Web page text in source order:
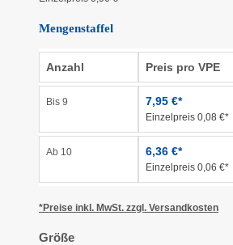
Mengenstaffel
Anzahl Preis pro VPE
Bis 9 7,95 €*
Einzelpreis 0,08 €*
Ab 10 6,36 €*
Einzelpreis 0,06 €*
*Preise inkl. MwSt. zzgl. Versandkosten
Größeauswählen